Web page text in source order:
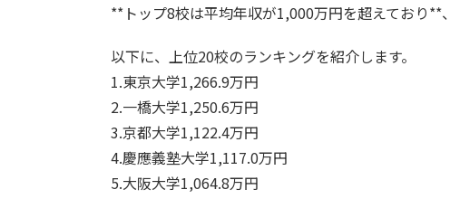
**トップ8校は平均年収が1,000万円を超えており**
以下に、上位20校のランキングを紹介します。
1.東京大学1,266.9万円
2.一橋大学1,250.6万円
3.京都大学1,122.4万円
4.慶應義塾大学1,117.0万円
5.大阪大学1,064.8万円